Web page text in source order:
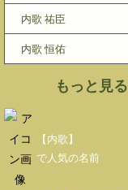
内歌 祐臣
内歌 恒佑
もっと見る
【内歌】
で人気の名前